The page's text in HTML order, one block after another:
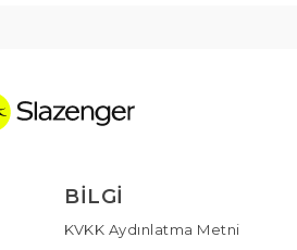
BILGI
KVKK Aydınlatma Metni